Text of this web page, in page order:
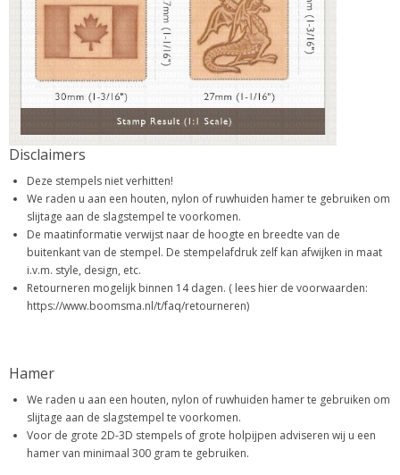
Disclaimers
Deze stempels niet verhitten!
We raden u aan een houten, nylon of ruwhuiden hamer te gebruiken om
slijtage aan de slagstempel te voorkomen.
De maatinformatie verwijst naar de hoogte en breedte van de
buitenkant van de stempel. De stempelafdruk zelf kan afwijken in maat
i.v.m. style, design, etc.
Retourneren mogelijk binnen 14 dagen. ( lees hier de voorwaarden:
https://www.boomsma.nl/t/faq/retourneren)
Hamer
We raden u aan een houten, nylon of ruwhuiden hamer te gebruiken om
slijtage aan de slagstempel te voorkomen.
Voor de grote 2D-3D stempels of grote holpijpen adviseren wij u een
hamer van minimaal 300 gram te gebruiken.